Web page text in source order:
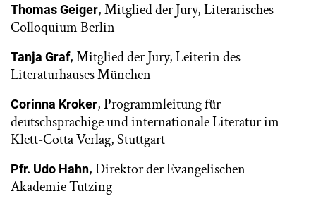
Thomas Geiger, Mitglied der Jury, Literarisches
Colloquium Berlin
Tanja Graf, Mitglied der Jury, Leiterin des
Literaturhauses München
Corinna Kroker, Programmleitung für
deutschsprachige und internationale Literatur im
Klett-Cotta Verlag, Stuttgart
Pfr. Udo Hahn, Direktor der Evangelischen
Akademie Tutzing